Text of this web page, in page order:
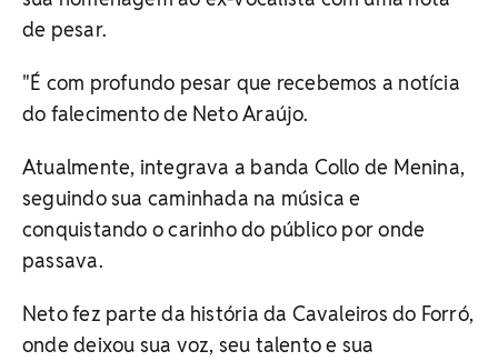
de pesar.
"É com profundo pesar que recebemos a notícia
do falecimento de Neto Araújo.
Atualmente, integrava a banda Collo de Menina,
seguindo sua caminhada na música e
conquistando o carinho do público por onde
passava.
Neto fez parte da história da Cavaleiros do Forró,
onde deixou sua voz, seu talento e sua